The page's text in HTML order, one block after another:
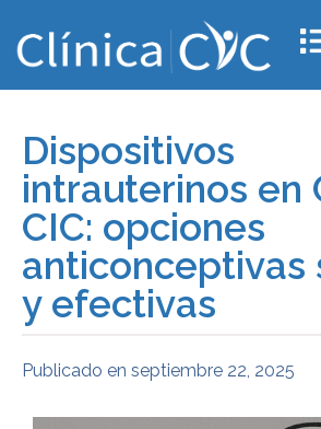
Dispositivos
intrauterinos en
CIC: opciones
anticonceptivas
y efectivas
Publicado en septiembre 22, 2025